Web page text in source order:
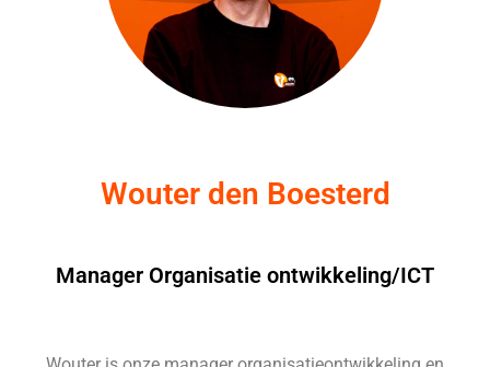
Wouter den Boesterd
Manager Organisatie ontwikkeling/ICT